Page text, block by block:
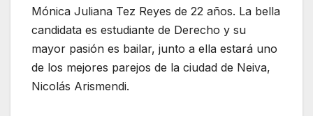
Mónica Juliana Tez Reyes de 22 años. La bella
candidata es estudiante de Derecho y su
mayor pasión es bailar, junto a ella estará uno
de los mejores parejos de la ciudad de Neiva,
Nicolás Arismendi.